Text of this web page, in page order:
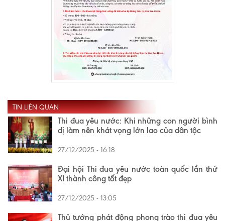
TIN LIÊN QUAN
Thi đua yêu nước: Khi những con người bình
dị làm nên khát vọng lớn lao của dân tộc
27/12/2025 - 16:18
Đại hội Thi đua yêu nước toàn quốc lần thứ
XI thành công tốt đẹp
27/12/2025 - 13:05
Thủ tướng phát động phong trào thi đua yêu